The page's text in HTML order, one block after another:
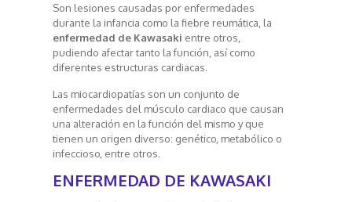
Son lesiones causadas por enfermedades
durante la infancia como la fiebre reumática, la
enfermedad de Kawasaki entre otros,
pudiendo afectar tanto la función, así como
diferentes estructuras cardiacas.
Las miocardiopatías son un conjunto de
enfermedades del músculo cardiaco que causan
una alteración en la función del mismo y que
tienen un origen diverso: genético, metabólico o
infeccioso, entre otros.
ENFERMEDAD DE KAWASAKI